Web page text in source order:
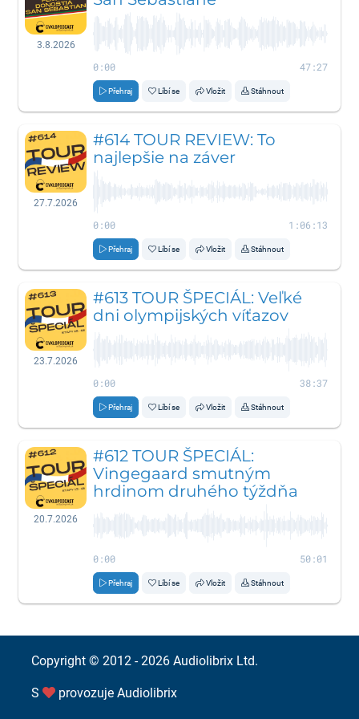
3.8.2026
0:00 47:27
Přehraj Líbí se Vložit Stáhnout
27.7.2026
#614 TOUR REVIEW: To
najlepšie na záver
0:00 1:06:13
Přehraj Líbí se Vložit Stáhnout
23.7.2026
#613 TOUR ŠPECIÁL: Veľké
dni olympijských víťazov
0:00 38:37
Přehraj Líbí se Vložit Stáhnout
20.7.2026
#612 TOUR ŠPECIÁL:
Vingegaard smutným
hrdinom druhého týždňa
0:00 50:01
Přehraj Líbí se Vložit Stáhnout
Copyright © 2012 - 2026 Audiolibrix Ltd.
S provozuje Audiolibrix